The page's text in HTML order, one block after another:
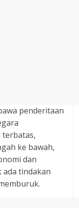
penderitaan
terbatas,
ke bawah,
dan
ada tindakan